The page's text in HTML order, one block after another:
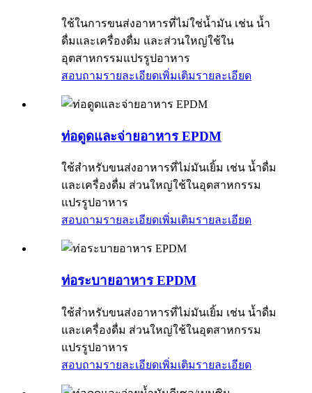
ใช้ในการขนส่งอาหารที่ไม่ใช่น้ำมัน เช่น น้ำ
ดื่มและเครื่องดื่ม และส่วนใหญ่ใช้ใน
อุตสาหกรรมแปรรูปอาหาร
สอบถามรายละเอียดเพิ่มเติมรายละเอียด
ท่อดูดและจ่ายอาหาร EPDM
ใช้สำหรับขนส่งอาหารที่ไม่มันเยิ้ม เช่น น้ำดื่ม
และเครื่องดื่ม ส่วนใหญ่ใช้ในอุตสาหกรรม
แปรรูปอาหาร
สอบถามรายละเอียดเพิ่มเติมรายละเอียด
ท่อระบายอาหาร EPDM
ใช้สำหรับขนส่งอาหารที่ไม่มันเยิ้ม เช่น น้ำดื่ม
และเครื่องดื่ม ส่วนใหญ่ใช้ในอุตสาหกรรม
แปรรูปอาหาร
สอบถามรายละเอียดเพิ่มเติมรายละเอียด